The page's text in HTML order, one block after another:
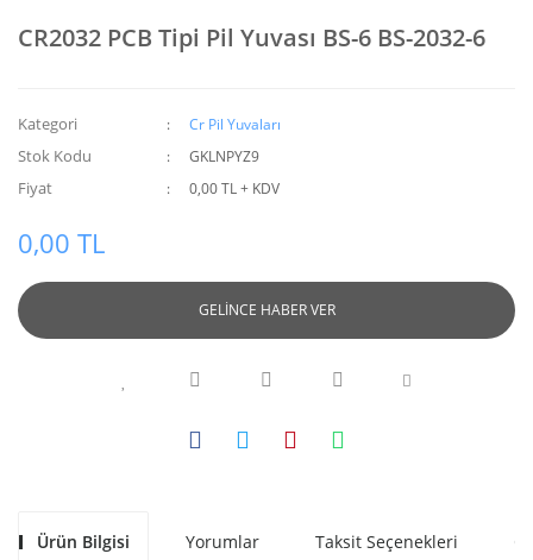
CR2032 PCB Tipi Pil Yuvası BS-6 BS-2032-6
Kategori Cr Pil Yuvaları
Stok Kodu GKLNPYZ9
Fiyat 0,00 TL + KDV
0,00 TL
GELİNCE HABER VER
Ürün Bilgisi Yorumlar Taksit Seçenekleri